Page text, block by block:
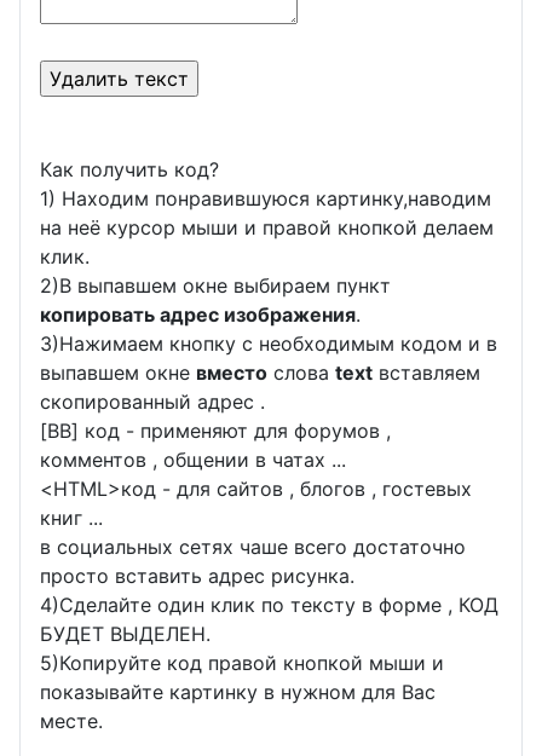
Как получить код?
1) Находим понравившуюся картинку,наводим
на неё курсор мыши и правой кнопкой делаем
клик.
2)В выпавшем окне выбираем пункт
копировать адрес изображения.
3)Нажимаем кнопку с необходимым кодом и в
выпавшем окне вместо слова text вставляем
скопированный адрес .
[BB] код - применяют для форумов ,
комментов , общении в чатах ...
<HTML>код - для сайтов , блогов , гостевых
книг ...
в социальных сетях чаше всего достаточно
просто вставить адрес рисунка.
4)Сделайте один клик по тексту в форме , КОД
БУДЕТ ВЫДЕЛЕН.
5)Копируйте код правой кнопкой мыши и
показывайте картинку в нужном для Вас
месте.